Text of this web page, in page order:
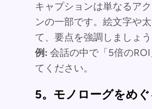
キャプションは単なるア
ンの一部です。絵文字や
て、要点を強調しましょう
例: 会話の中で「5倍の
てください。
5。モノローグをめ